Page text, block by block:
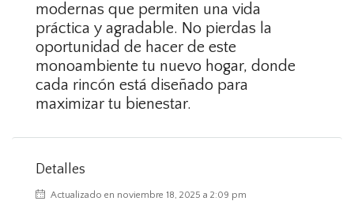
modernas que permiten una vida
práctica y agradable. No pierdas la
oportunidad de hacer de este
monoambiente tu nuevo hogar, donde
cada rincón está diseñado para
maximizar tu bienestar.
Detalles
Actualizado en noviembre 18, 2025 a 2:09 pm